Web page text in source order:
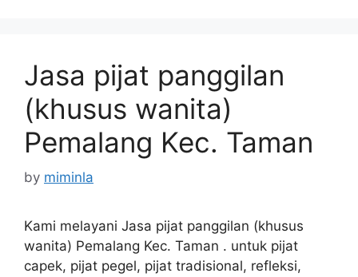
Jasa pijat panggilan
(khusus wanita)
Pemalang Kec. Taman
by miminla
Kami melayani Jasa pijat panggilan (khusus
wanita) Pemalang Kec. Taman . untuk pijat
capek, pijat pegel, pijat tradisional, refleksi,